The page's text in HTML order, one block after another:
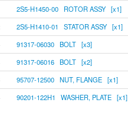
2S5-H1450-00 ROTOR ASSY [x1]
2S5-H1410-01 STATOR ASSY [x1]
91317-06030 BOLT [x3]
91317-06016 BOLT [x2]
95707-12500 NUT, FLANGE [x1]
90201-122H1 WASHER, PLATE [x1]